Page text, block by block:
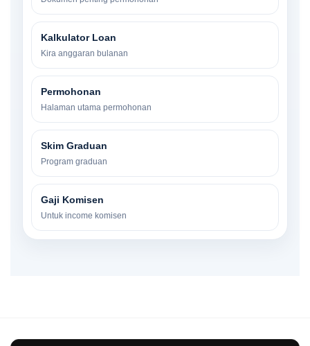
Kalkulator Loan
Kira anggaran bulanan
Permohonan
Halaman utama permohonan
Skim Graduan
Program graduan
Gaji Komisen
Untuk income komisen